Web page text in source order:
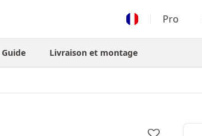
Pro
Guide Livraison et montage